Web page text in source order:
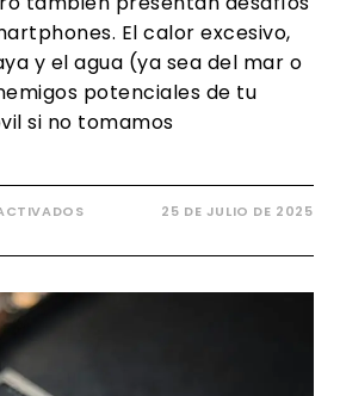
El calor excesivo,
y el agua (ya sea del mar o
potenciales de tu
si no tomamos
25 DE JULIO DE 2025